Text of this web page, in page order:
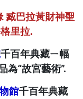
臧巴拉黃財神聖
里拉.
千百年典藏ㄧ幅
為“故宮藝術”.
館千百年典藏